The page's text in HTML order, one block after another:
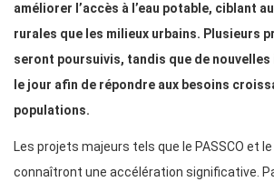
améliorer l’accès à l’eau potable, ciblant
rurales que les milieux urbains. Plusieurs
seront poursuivis, tandis que de
le jour afin de répondre aux besoins
populations.
Les projets majeurs tels que le PASSCO et le
connaîtront une accélération significative.